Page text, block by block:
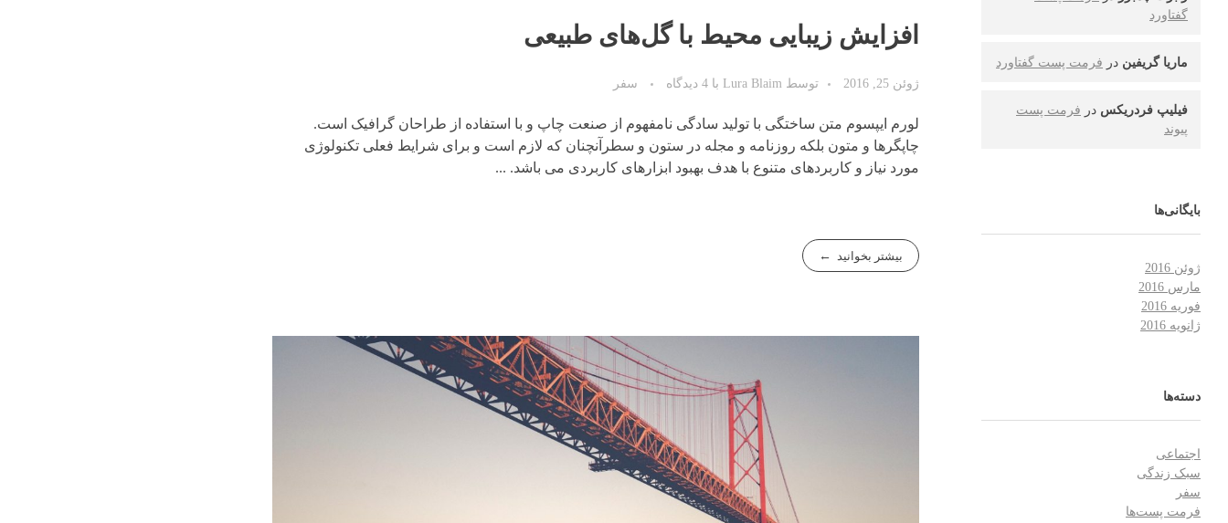
افزایش زیبایی محیط با گل‌های طبیعی
ژوئن 25, 2016 توسط Lura Blaim با 4 دیدگاه سفر
لورم ایپسوم متن ساختگی با تولید سادگی نامفهوم از صنعت چاپ و با استفاده از طراحان گرافیک است.
چاپگرها و متون بلکه روزنامه و مجله در ستون و سطرآنچنان که لازم است و برای شرایط فعلی تکنولوژی
مورد نیاز و کاربردهای متنوع با هدف بهبود ابزارهای کاربردی می باشد. ...
بیشتر بخوانید
گفتاورد
ماریا گریفین در فرمت پست گفتاورد
فیلیپ فردریکس در فرمت پست
پیوند
بایگانی‌ها
ژوئن 2016
مارس 2016
فوریه 2016
ژانویه 2016
دسته‌ها
اجتماعی
سبک زندگی
سفر
فرمت پست‌ها